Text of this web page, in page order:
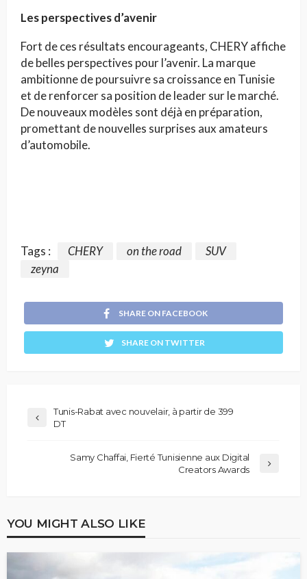
Les perspectives d’avenir
Fort de ces résultats encourageants, CHERY affiche
de belles perspectives pour l’avenir. La marque
ambitionne de poursuivre sa croissance en Tunisie
et de renforcer sa position de leader sur le marché.
De nouveaux modèles sont déjà en préparation,
promettant de nouvelles surprises aux amateurs
d’automobile.
Tags : CHERY on the road
SUV
zeyna
SHARE ON FACEBOOK
SHARE ON TWITTER
Tunis-Rabat avec nouvelair, à partir de 399
DT
Samy Chaffai, Fierté Tunisienne aux Digital
Creators Awards
YOU MIGHT ALSO LIKE